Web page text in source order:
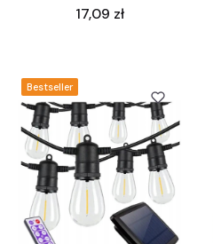
Cena
17,09 zł
Bestseller